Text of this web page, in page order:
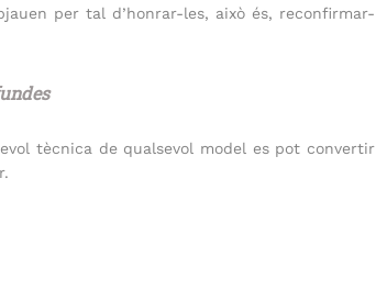
per tal d’honrar-les, això és, reconfirmar-
tècnica de qualsevol model es pot convertir